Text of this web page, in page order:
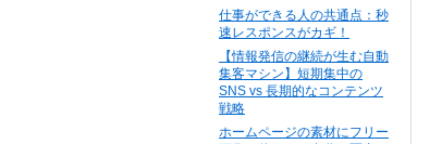
仕事ができる人の共通点：秒
速レスポンスがカギ！
【情報発信の継続が生む自動
集客マシン】短期集中の
SNS vs 長期的なコンテンツ
戦略
ホームページの素材にフリー